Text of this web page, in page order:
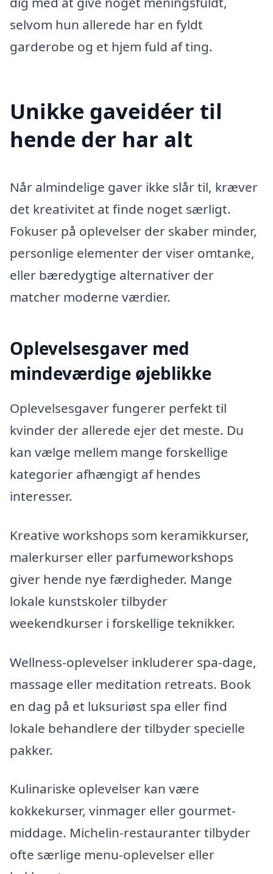
selvom hun allerede har en fyldt
garderobe og et hjem fuld af ting.
Unikke gaveidéer til
hende der har alt
Når almindelige gaver ikke slår til, kræver
det kreativitet at finde noget særligt.
Fokuser på oplevelser der skaber minder,
personlige elementer der viser omtanke,
eller bæredygtige alternativer der
matcher moderne værdier.
Oplevelsesgaver med
mindeværdige øjeblikke
Oplevelsesgaver fungerer perfekt til
kvinder der allerede ejer det meste. Du
kan vælge mellem mange forskellige
kategorier afhængigt af hendes
interesser.
Kreative workshops som keramikkurser,
malerkurser eller parfumeworkshops
giver hende nye færdigheder. Mange
lokale kunstskoler tilbyder
weekendkurser i forskellige teknikker.
Wellness-oplevelser inkluderer spa-dage,
massage eller meditation retreats. Book
en dag på et luksuriøst spa eller find
lokale behandlere der tilbyder specielle
pakker.
Kulinariske oplevelser kan være
kokkekurser, vinmager eller gourmet-
middage. Michelin-restauranter tilbyder
ofte særlige menu-oplevelser eller